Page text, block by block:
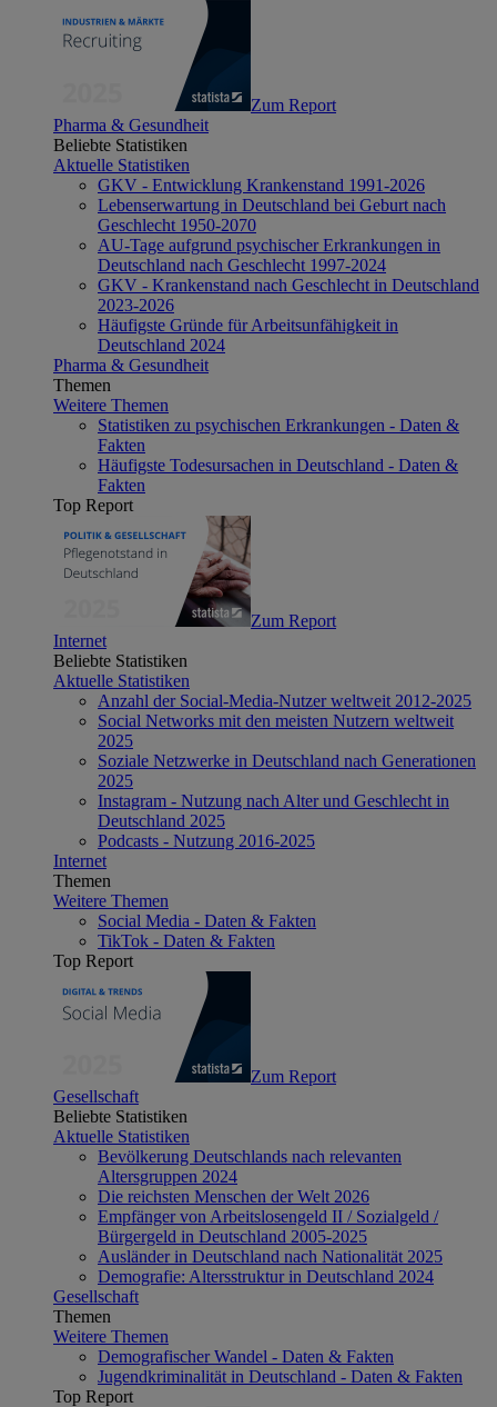
Zum Report
Pharma & Gesundheit
Beliebte Statistiken
Aktuelle Statistiken
GKV - Entwicklung Krankenstand 1991-2026
Lebenserwartung in Deutschland bei Geburt nach
Geschlecht 1950-2070
AU-Tage aufgrund psychischer Erkrankungen in
Deutschland nach Geschlecht 1997-2024
GKV - Krankenstand nach Geschlecht in Deutschland
2023-2026
Häufigste Gründe für Arbeitsunfähigkeit in
Deutschland 2024
Pharma & Gesundheit
Themen
Weitere Themen
Statistiken zu psychischen Erkrankungen - Daten &
Fakten
Häufigste Todesursachen in Deutschland - Daten &
Fakten
Top Report
Zum Report
Internet
Beliebte Statistiken
Aktuelle Statistiken
Anzahl der Social-Media-Nutzer weltweit 2012-2025
Social Networks mit den meisten Nutzern weltweit
2025
Soziale Netzwerke in Deutschland nach Generationen
2025
Instagram - Nutzung nach Alter und Geschlecht in
Deutschland 2025
Podcasts - Nutzung 2016-2025
Internet
Themen
Weitere Themen
Social Media - Daten & Fakten
TikTok - Daten & Fakten
Top Report
Zum Report
Gesellschaft
Beliebte Statistiken
Aktuelle Statistiken
Bevölkerung Deutschlands nach relevanten
Altersgruppen 2024
Die reichsten Menschen der Welt 2026
Empfänger von Arbeitslosengeld II / Sozialgeld /
Bürgergeld in Deutschland 2005-2025
Ausländer in Deutschland nach Nationalität 2025
Demografie: Altersstruktur in Deutschland 2024
Gesellschaft
Themen
Weitere Themen
Demografischer Wandel - Daten & Fakten
Jugendkriminalität in Deutschland - Daten & Fakten
Top Report